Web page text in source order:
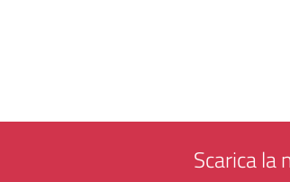
Scarica la